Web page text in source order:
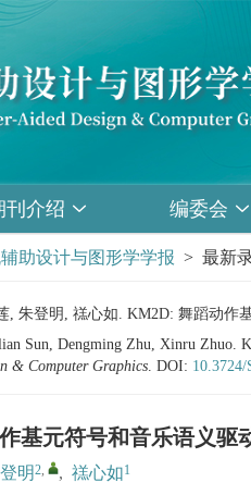
刊介绍 编委会
助设计与图形学学报 > 最新
, 朱登明, 禚心如. KM2D: 舞蹈动作
Sun, Dengming Zhu, Xinru Zhuo.
& Computer Graphics. DOI: 10.3724/
基元符号和音乐语义驱
明2, , 禚心如1